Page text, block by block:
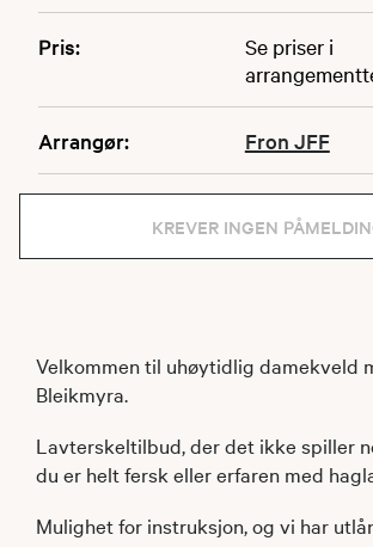
Pris:
Se priser i
Arrangør: Fron JFF
KREVER INGEN
Velkommen til uhøytidlig damekveld
Bleikmyra.
Lavterskeltilbud, der det ikke spiller
du er helt fersk eller erfaren med
Mulighet for instruksjon, og vi har